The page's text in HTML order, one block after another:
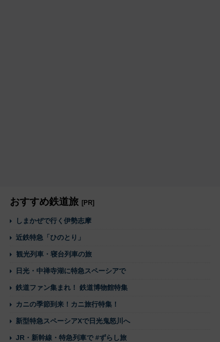
おすすめ鉄道旅 [PR]
しまかぜで行く伊勢志摩
近鉄特急「ひのとり」
観光列車・寝台列車の旅
日光・中禅寺湖に特急スペーシアで
鉄道ファン集まれ！ 鉄道博物館特集
カニの季節到来！カニ旅行特集！
新型特急スペーシアXで日光鬼怒川へ
JR・新幹線・特急列車で #ずらし旅